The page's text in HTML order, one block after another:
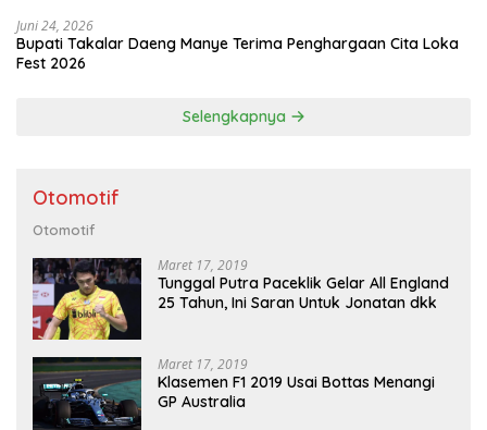
Juni 24, 2026
Bupati Takalar Daeng Manye Terima Penghargaan Cita Loka
Fest 2026
Selengkapnya
Otomotif
Otomotif
Maret 17, 2019
Tunggal Putra Paceklik Gelar All England
25 Tahun, Ini Saran Untuk Jonatan dkk
Maret 17, 2019
Klasemen F1 2019 Usai Bottas Menangi
GP Australia